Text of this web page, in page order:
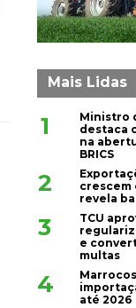
Mais Lidas
1
Ministro
destaca
na
BRICS
2
crescem
revela
3
TCU
e
multas
4
até 2026